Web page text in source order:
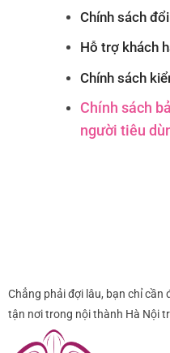
Chính sách
Hỗ trợ khách
Chính sách
Chính sách
người tiêu
Chẳng phải đợi lâu, bạn chỉ cần
tận nơi trong nội thành Hà Nội